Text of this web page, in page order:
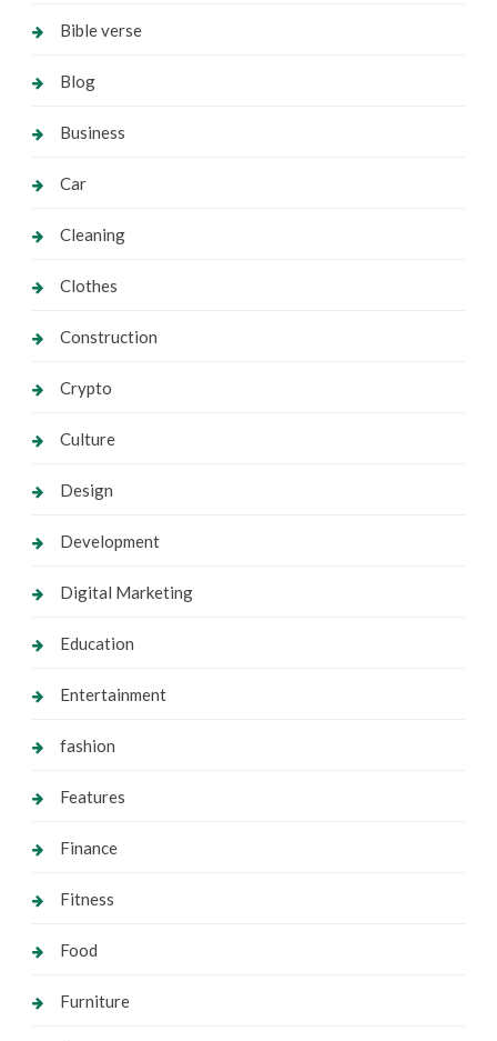
Bible verse
Blog
Business
Car
Cleaning
Clothes
Construction
Crypto
Culture
Design
Development
Digital Marketing
Education
Entertainment
fashion
Features
Finance
Fitness
Food
Furniture